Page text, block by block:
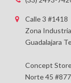
Calle 3 #1418
Zona
Guadalajara
Concept
Norte 45